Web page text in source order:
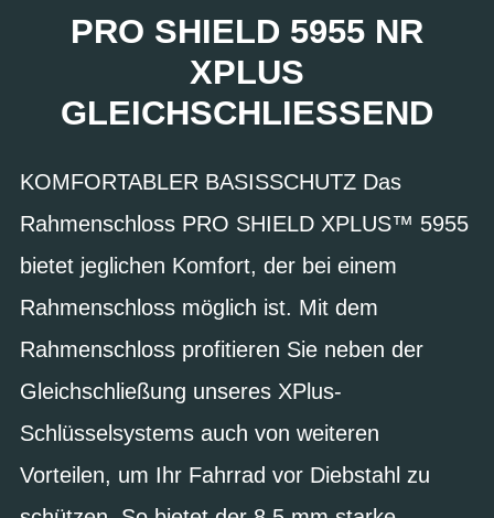
PRO SHIELD 5955 NR
XPLUS
GLEICHSCHLIESSEND
KOMFORTABLER BASISSCHUTZ Das
Rahmenschloss PRO SHIELD XPLUS™ 5955
bietet jeglichen Komfort, der bei einem
Rahmenschloss möglich ist. Mit dem
Rahmenschloss profitieren Sie neben der
Gleichschließung unseres XPlus-
Schlüsselsystems auch von weiteren
Vorteilen, um Ihr Fahrrad vor Diebstahl zu